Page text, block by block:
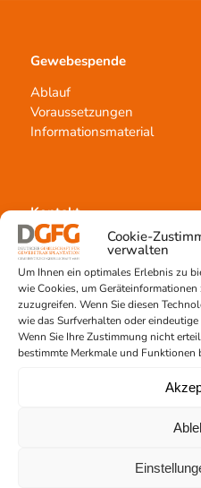
Cookie-
verwalten
Um Ihnen ein optimales Erlebnis zu
wie Cookies, um
zuzugreifen. Wenn Sie diesen
wie das Surfverhalten oder
Wenn Sie Ihre Zustimmung nicht
bestimmte Merkmale und Funktionen
Gewebespende
Ablauf
Voraussetzungen
Informationsmaterial
Kontakt
Team Hannover
Spendestandorte
Vermittlungsstelle
Gewebetransplantation
Transplantat bestellen